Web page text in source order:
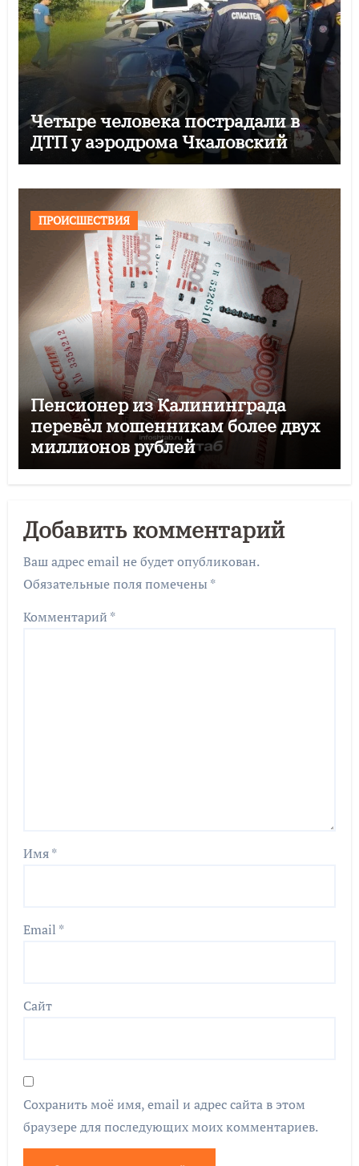
Четыре человека пострадали в
ДТП у аэродрома Чкаловский
ПРОИСШЕСТВИЯ
Пенсионер из Калининграда
перевёл мошенникам более двух
миллионов рублей
Добавить комментарий
Ваш адрес email не будет опубликован.
Обязательные поля помечены *
Комментарий *
Имя*
Email *
Сайт
Сохранить моё имя, email и адрес сайта в этом
браузере для последующих моих комментариев.